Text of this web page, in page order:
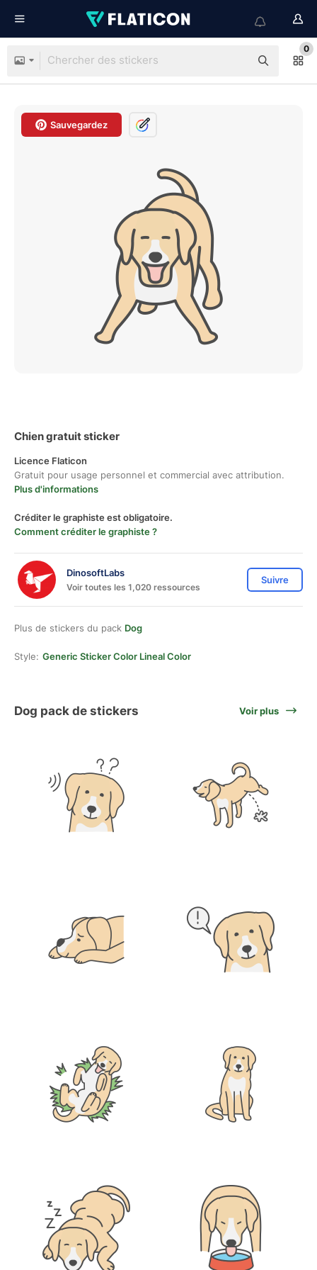
0
Sauvegardez
Chien gratuit sticker
Licence Flaticon
Gratuit pour usage personnel et commercial avec attribution.
Plus d'informations
Créditer le graphiste est obligatoire.
Comment créditer le graphiste ?
DinosoftLabs
Voir toutes les 1,020 ressources
Suivre
Plus de stickers du pack Dog
Style: Generic Sticker Color Lineal Color
Dog pack de stickers Voir plus